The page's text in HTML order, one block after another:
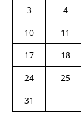
3
4
10
11
17
18
24
25
31